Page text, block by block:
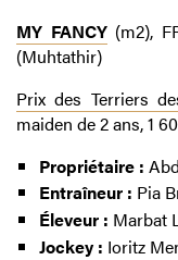
MY FANCY(m2),
(Muhtathir)
Prix des Terriers
maiden de 2 ans, 1
Propriétaire :
Entraîneur : Pia
Éleveur : Marbat
Jockey : Ioritz